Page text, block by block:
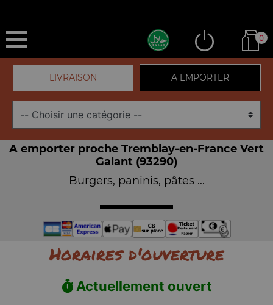
0
LIVRAISON A EMPORTER
A emporter proche Tremblay-en-France Vert
Galant (93290)
Burgers, paninis, pâtes ...
Horaires d'ouverture
Actuellement ouvert